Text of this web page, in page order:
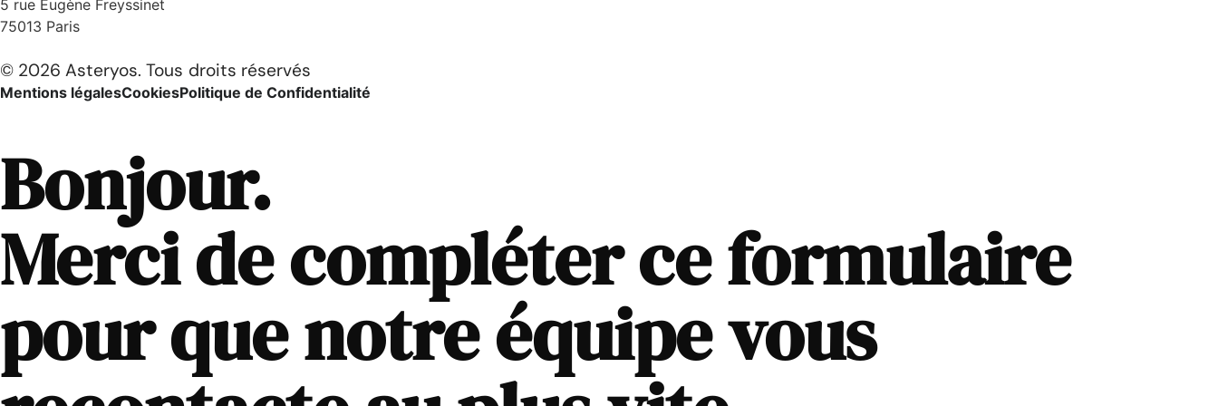
5 rue Eugène Freyssinet
75013 Paris
© 2026 Asteryos. Tous droits réservés
Mentions légalesCookiesPolitique de Confidentialité
Bonjour.
Merci de compléter ce formulaire
pour que notre équipe vous